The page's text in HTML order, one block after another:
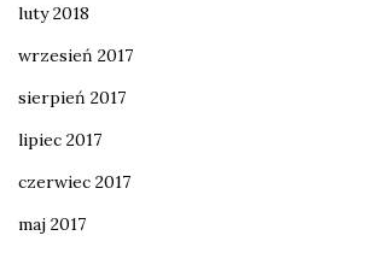
luty 2018
wrzesień 2017
sierpień 2017
lipiec 2017
czerwiec 2017
maj 2017